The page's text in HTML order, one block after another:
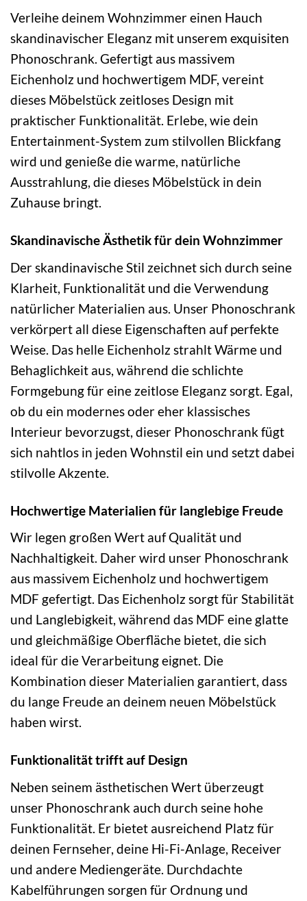
Verleihe deinem Wohnzimmer einen Hauch
skandinavischer Eleganz mit unserem exquisiten
Phonoschrank. Gefertigt aus massivem
Eichenholz und hochwertigem MDF, vereint
dieses Möbelstück zeitloses Design mit
praktischer Funktionalität. Erlebe, wie dein
Entertainment-System zum stilvollen Blickfang
wird und genieße die warme, natürliche
Ausstrahlung, die dieses Möbelstück in dein
Zuhause bringt.
Skandinavische Ästhetik für dein Wohnzimmer
Der skandinavische Stil zeichnet sich durch seine
Klarheit, Funktionalität und die Verwendung
natürlicher Materialien aus. Unser Phonoschrank
verkörpert all diese Eigenschaften auf perfekte
Weise. Das helle Eichenholz strahlt Wärme und
Behaglichkeit aus, während die schlichte
Formgebung für eine zeitlose Eleganz sorgt. Egal,
ob du ein modernes oder eher klassisches
Interieur bevorzugst, dieser Phonoschrank fügt
sich nahtlos in jeden Wohnstil ein und setzt dabei
stilvolle Akzente.
Hochwertige Materialien für langlebige Freude
Wir legen großen Wert auf Qualität und
Nachhaltigkeit. Daher wird unser Phonoschrank
aus massivem Eichenholz und hochwertigem
MDF gefertigt. Das Eichenholz sorgt für Stabilität
und Langlebigkeit, während das MDF eine glatte
und gleichmäßige Oberfläche bietet, die sich
ideal für die Verarbeitung eignet. Die
Kombination dieser Materialien garantiert, dass
du lange Freude an deinem neuen Möbelstück
haben wirst.
Funktionalität trifft auf Design
Neben seinem ästhetischen Wert überzeugt
unser Phonoschrank auch durch seine hohe
Funktionalität. Er bietet ausreichend Platz für
deinen Fernseher, deine Hi-Fi-Anlage, Receiver
und andere Mediengeräte. Durchdachte
Kabelführungen sorgen für Ordnung und